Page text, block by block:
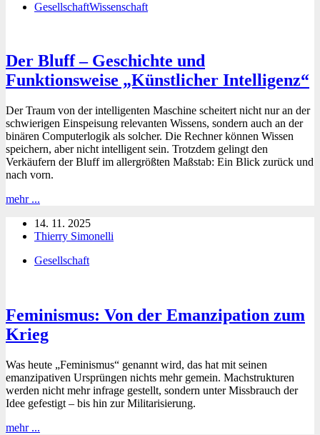
Ende
GesellschaftWissenschaft
Der Bluff – Geschichte und
Funktionsweise „Künstlicher Intelligenz“
Der Traum von der intelligenten Maschine scheitert nicht nur an der
schwierigen Einspeisung relevanten Wissens, sondern auch an der
binären Computerlogik als solcher. Die Rechner können Wissen
speichern, aber nicht intelligent sein. Trotzdem gelingt den
Verkäufern der Bluff im allergrößten Maßstab: Ein Blick zurück und
nach vorn.
mehr ...
–
Geschichte
Funktionsweise
14. 11. 2025
Thierry Simonelli
Gesellschaft
Feminismus: Von der Emanzipation zum
Krieg
Was heute „Feminismus“ genannt wird, das hat mit seinen
emanzipativen Ursprüngen nichts mehr gemein. Machstrukturen
werden nicht mehr infrage gestellt, sondern unter Missbrauch der
Idee gefestigt – bis hin zur Militarisierung.
mehr ...